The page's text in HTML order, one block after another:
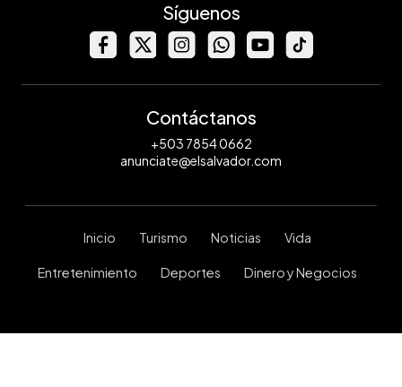
Síguenos
Contáctanos
+503 7854 0662
anunciate@elsalvador.com
Inicio Turismo Noticias Vida
Entretenimiento Deportes Dinero y Negocios